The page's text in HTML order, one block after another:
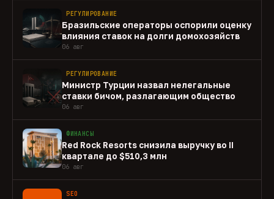
РЕГУЛИРОВАНИЕ
Бразильские операторы оспорили оценку
влияния ставок на долги домохозяйств
06 авг
РЕГУЛИРОВАНИЕ
Министр Турции назвал нелегальные
ставки бичом, разлагающим общество
06 авг
ФИНАНСЫ
Red Rock Resorts снизила выручку во II
квартале до $510,3 млн
06 авг
SEO